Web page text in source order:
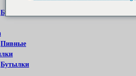
Бутылки
Пивные
Бутылки